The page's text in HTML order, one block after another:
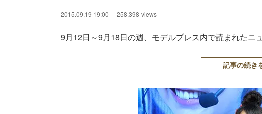
2015.09.19 19:00 258,398 views
9月12日～9月18日の週、モデルプレス内で読まれたニ
記事の続き